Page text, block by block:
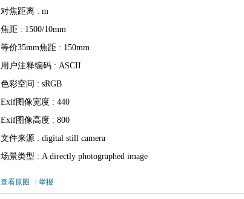
对焦距离 : m
焦距 : 1500/10mm
等价35mm焦距 : 150mm
用户注释编码 : ASCII
色彩空间 : sRGB
Exif图像宽度 : 440
Exif图像高度 : 800
文件来源 : digital still camera
场景类型 : A directly photographed image
查看原图 | 举报